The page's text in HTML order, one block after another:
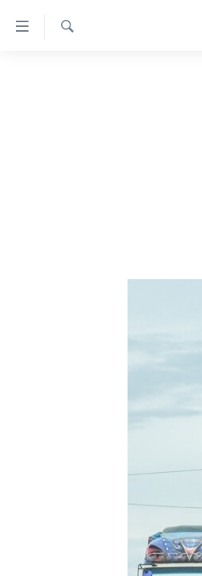
ទៅ​